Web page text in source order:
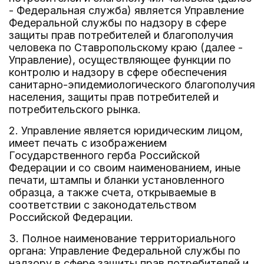
- Федеральная служба) является Управление
Федеральной службы по надзору в сфере
защиты прав потребителей и благополучия
человека по Ставропольскому краю (далее -
Управление), осуществляющее функции по
контролю и надзору в сфере обеспечения
санитарно-эпидемиологического благополучия
населения, защиты прав потребителей и
потребительского рынка.
2. Управление является юридическим лицом,
имеет печать с изображением
Государственного герба Российской
Федерации и со своим наименованием, иные
печати, штампы и бланки установленного
образца, а также счета, открываемые в
соответствии с законодательством
Российской Федерации.
3. Полное наименование территориального
органа: Управление Федеральной службы по